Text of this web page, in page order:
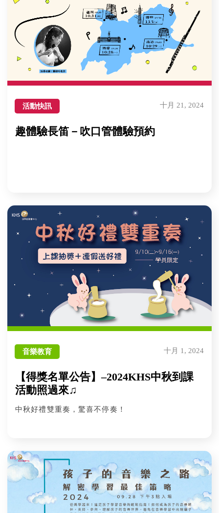
活動快訊 十月 21, 2024
趣體驗長笛－吹口管體驗預約
音樂教育 十月 1, 2024
【得獎名單公告】–2024KHS中秋到課
活動照過來♫
中秋好禮雙重奏，驚喜不停奏！